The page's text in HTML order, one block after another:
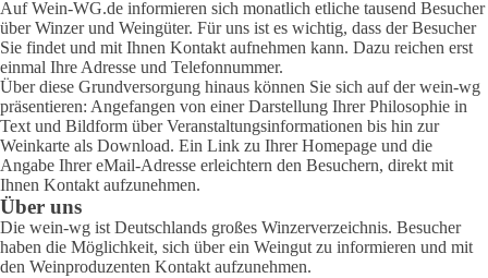
Auf Wein-WG.de informieren sich monatlich etliche tausend Besucher
über Winzer und Weingüter. Für uns ist es wichtig, dass der Besucher
Sie findet und mit Ihnen Kontakt aufnehmen kann. Dazu reichen erst
einmal Ihre Adresse und Telefonnummer.
Über diese Grundversorgung hinaus können Sie sich auf der wein-wg
präsentieren: Angefangen von einer Darstellung Ihrer Philosophie in
Text und Bildform über Veranstaltungsinformationen bis hin zur
Weinkarte als Download. Ein Link zu Ihrer Homepage und die
Angabe Ihrer eMail-Adresse erleichtern den Besuchern, direkt mit
Ihnen Kontakt aufzunehmen.
Über uns
Die wein-wg ist Deutschlands großes Winzerverzeichnis. Besucher
haben die Möglichkeit, sich über ein Weingut zu informieren und mit
den Weinproduzenten Kontakt aufzunehmen.